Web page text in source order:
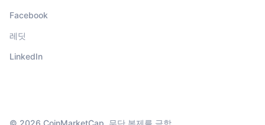
Facebook
레딧
LinkedIn
© 2026 CoinMarketCap. 무단 복제를 금함.